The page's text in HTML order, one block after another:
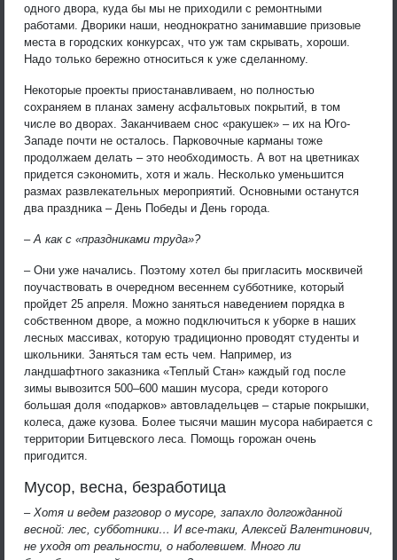
одного двора, куда бы мы не приходили с ремонтными
работами. Дворики наши, неоднократно занимавшие призовые
места в городских конкурсах, что уж там скрывать, хороши.
Надо только бережно относиться к уже сделанному.
Некоторые проекты приостанавливаем, но полностью
сохраняем в планах замену асфальтовых покрытий, в том
числе во дворах. Заканчиваем снос «ракушек» – их на Юго-
Западе почти не осталось. Парковочные карманы тоже
продолжаем делать – это необходимость. А вот на цветниках
придется сэкономить, хотя и жаль. Несколько уменьшится
размах развлекательных мероприятий. Основными останутся
два праздника – День Победы и День города.
– А как с «праздниками труда»?
– Они уже начались. Поэтому хотел бы пригласить москвичей
поучаствовать в очередном весеннем субботнике, который
пройдет 25 апреля. Можно заняться наведением порядка в
собственном дворе, а можно подключиться к уборке в наших
лесных массивах, которую традиционно проводят студенты и
школьники. Заняться там есть чем. Например, из
ландшафтного заказника «Теплый Стан» каждый год после
зимы вывозится 500–600 машин мусора, среди которого
большая доля «подарков» автовладельцев – старые покрышки,
колеса, даже кузова. Более тысячи машин мусора набирается с
территории Битцевского леса. Помощь горожан очень
пригодится.
Мусор, весна, безработица
– Хотя и ведем разговор о мусоре, запахло долгожданной
весной: лес, субботники… И все-таки, Алексей Валентинович,
не уходя от реальности, о наболевшем. Много ли